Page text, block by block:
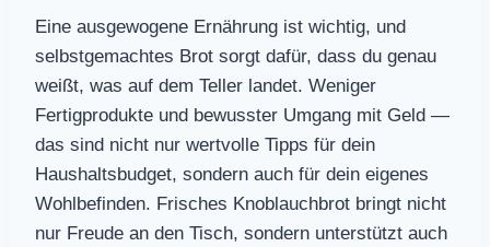
Eine ausgewogene Ernährung ist wichtig, und
selbstgemachtes Brot sorgt dafür, dass du genau
weißt, was auf dem Teller landet. Weniger
Fertigprodukte und bewusster Umgang mit Geld —
das sind nicht nur wertvolle Tipps für dein
Haushaltsbudget, sondern auch für dein eigenes
Wohlbefinden. Frisches Knoblauchbrot bringt nicht
nur Freude an den Tisch, sondern unterstützt auch